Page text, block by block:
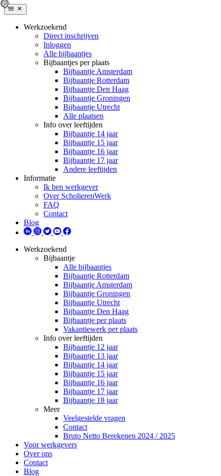
Werkzoekend
Direct inschrijven
Inloggen
Alle bijbaantjes
Bijbaantjes per plaats
Bijbaantje Amsterdam
Bijbaantje Rotterdam
Bijbaantje Den Haag
Bijbaantje Groningen
Bijbaantje Utrecht
Alle plaatsen
Info over leeftijden
Bijbaantje 14 jaar
Bijbaantje 15 jaar
Bijbaantje 16 jaar
Bijbaantje 17 jaar
Andere leeftijden
Informatie
Ik ben werkgever
Over ScholierenWerk
FAQ
Contact
Blog
Werkzoekend
Bijbaantje
Alle bijbaantjes
Bijbaantje Rotterdam
Bijbaantje Amsterdam
Bijbaantje Groningen
Bijbaantje Utrecht
Bijbaantje Den Haag
Bijbaantje per plaats
Vakantiewerk per plaats
Info over leeftijden
Bijbaantje 12 jaar
Bijbaantje 13 jaar
Bijbaantje 14 jaar
Bijbaantje 15 jaar
Bijbaantje 16 jaar
Bijbaantje 17 jaar
Bijbaantje 18 jaar
Meer
Veelgestelde vragen
Contact
Bruto Netto Berekenen 2024 / 2025
Voor werkgevers
Over ons
Contact
Blog